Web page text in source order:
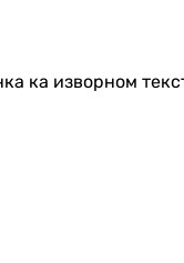
ка изворном